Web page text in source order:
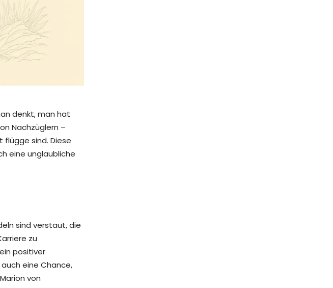
denkt, man hat
Nachzüglern –
flügge sind. Diese
eine unglaubliche
sind verstaut, die
zu
positiver
eine Chance,
von